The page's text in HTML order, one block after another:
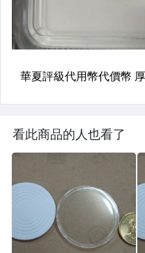
看此商品的人也看了